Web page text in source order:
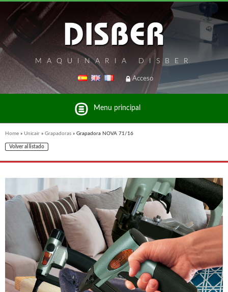
MAQUINARIA DISBER
Acceso
Menu principal
Listado de marcas y productos del Grupo Disber
FREEMAN
Clavadoras Batería
Herramientas varias
Grapadoras Bateria
Clavadoras Neumáticas Freeman
Grapadoras Neumáticas Freeman
Grapadoras manuales Freeman
Home » Unicair » Grapadoras » Grapadora NOVA 71/16
Volver al listado